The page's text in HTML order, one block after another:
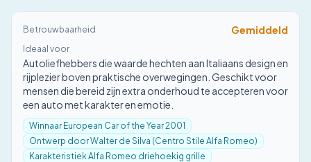
Betrouwbaarheid Gemiddeld
Ideaal voor
Autoliefhebbers die waarde hechten aan Italiaans design en
rijplezier boven praktische overwegingen. Geschikt voor
mensen die bereid zijn extra onderhoud te accepteren voor
een auto met karakter en emotie.
Winnaar European Car of the Year 2001
Ontwerp door Walter de Silva (Centro Stile Alfa Romeo)
Karakteristiek Alfa Romeo driehoekig grille